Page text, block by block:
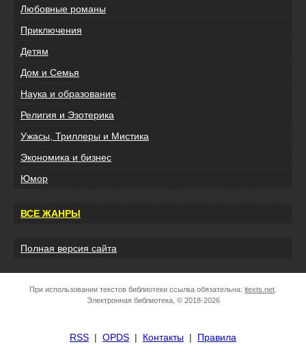
Любовные романы
Приключения
Детям
Дом и Семья
Наука и образование
Религия и Эзотерика
Ужасы, Триллеры и Мистика
Экономика и бизнес
Юмор
ВСЕ ЖАНРЫ
Полная версия сайта
При использовании текстов библиотеки ссылка обязательна: itexts.net
Электронная библиотека, © 2018-2026
RSS | OPDS | Контакты | Правила